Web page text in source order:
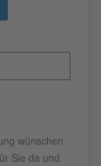
wünschen
Sie da und